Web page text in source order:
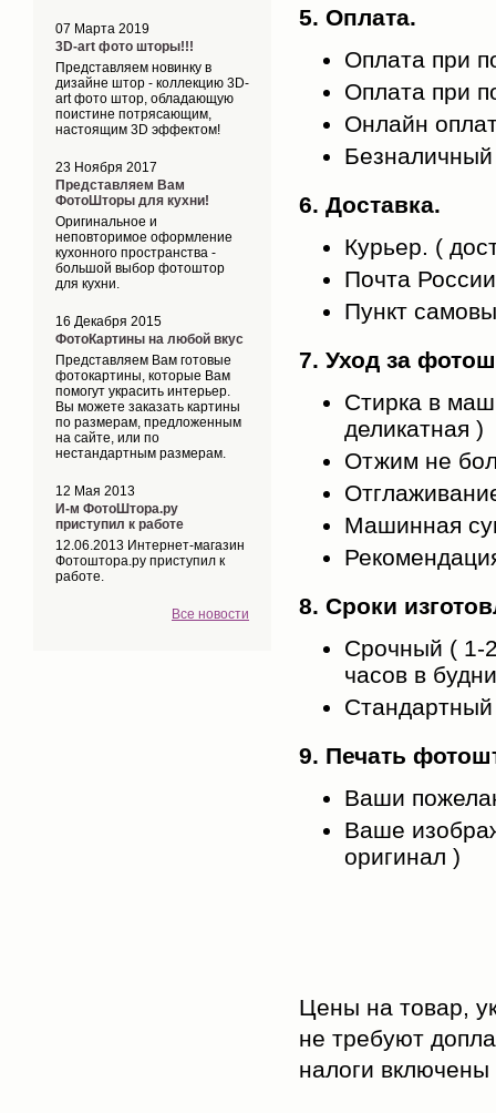
07 Марта 2019
3D-art фото шторы!!!
Представляем новинку в
дизайне штор - коллекцию 3D-
art фото штор, обладающую
поистине потрясающим,
настоящим 3D эффектом!
23 Ноября 2017
Представляем Вам
ФотоШторы для кухни!
Оригинальное и
неповторимое оформление
кухонного пространства -
большой выбор фотоштор
для кухни.
16 Декабря 2015
ФотоКартины на любой вкус
Представляем Вам готовые
фотокартины, которые Вам
помогут украсить интерьер.
Вы можете заказать картины
по размерам, предложенным
на сайте, или по
нестандартным размерам.
12 Мая 2013
И-м ФотоШтора.ру
приступил к работе
12.06.2013 Интернет-магазин
Фотоштора.ру приступил к
работе.
Все новости
5. Оплата.
Оплата при
Оплата при
Онлайн
6. Доставка.
Курьер. (
Почта
Пункт
7. Уход за
Стирка в
деликатная )
Отжим не
Машинная
8. Сроки
Срочный ( 1-
часов в
9. Печать
Ваши
Ваше
оригинал )
Цены на товар,
не требуют
налоги включены